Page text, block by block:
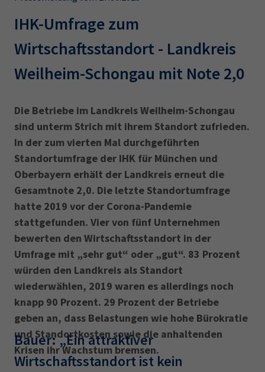
Leichte Sprache
IHK regional
Karriere
Presse
EN
IHK Akademie
Magazin Log-in
AdA
34d
Prüfungstermine
Wirtschaftsfachwirt
34f
Sachkundeprüfung
Berichtsheft
AEVO
34i
Betriebswirt Prüfbericht
IHK-Umfrage zum
Wirtschaftsstandort - Landkreis
Weilheim-Schongau mit Note 2,0
Die Betriebe im Landkreis Weilheim-Schongau
sind unterm Strich mit ihrem Standort zufrieden.
In der zum vierten Mal durchgeführten
Standortumfrage der IHK für München und
Oberbayern erhält der Landkreis erneut die
Gesamtnote 2,0. Die letzte Standortumfrage
hatte 2019 vor der Corona-Pandemie
stattgefunden. Vier von fünf Unternehmen
bewerten den Wirtschaftsstandort in der
Umfrage mit „sehr gut“ oder „gut“. 83 Prozent
würden den Landkreis als Standort
wiederwählen, 2019 waren es allerdings noch
knapp 90 Prozent. 29 Prozent der Betriebe
geben an, dass Belastungen wie hohe Bürokratie
und Standortkosten sowie die anhaltenden
Krisen ihr Wachstum bremsen.
Bauer: „Ein attraktiver
Wirtschaftsstandort ist kein